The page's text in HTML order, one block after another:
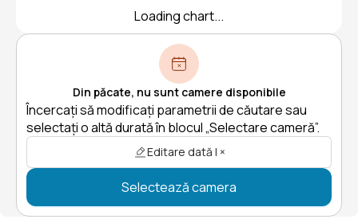
Loading chart...
Din păcate, nu sunt camere disponibile
Încercați să modificați parametrii de căutare sau
selectați o altă durată în blocul „Selectare cameră”.
Editare dată | ×
Selectează camera